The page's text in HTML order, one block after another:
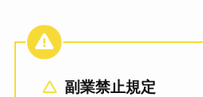
副業禁止規定